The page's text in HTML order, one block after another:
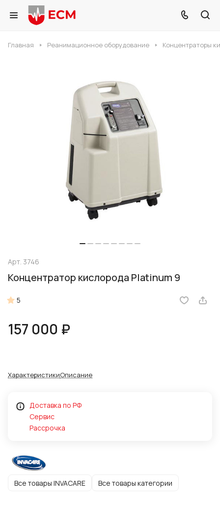
Главная Реанимационное оборудование Концентраторы
Арт. 3746
Концентратор кислорода Platinum 9
5
157 000 ₽
ХарактеристикиОписание
Доставка по РФ
Сервис
Рассрочка
Все товары INVACARE Все товары категории